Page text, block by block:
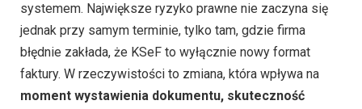
systemem. Największe ryzyko prawne nie zaczyna się
jednak przy samym terminie, tylko tam, gdzie firma
błędnie zakłada, że KSeF to wyłącznie nowy format
faktury. W rzeczywistości to zmiana, która wpływa na
moment wystawienia dokumentu, skuteczność